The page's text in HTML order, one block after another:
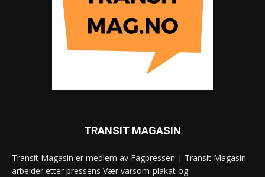
TRANSIT MAGASIN
Transit Magasin er medlem av Fagpressen | Transit Magasin
arbeider etter pressens Vær varsom-plakat og